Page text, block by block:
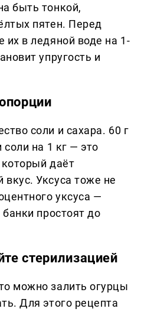
быть тонкой,
пятен. Перед
их в ледяной воде на 1-
упругость и
соли и сахара. 60 г
на 1 кг — это
который даёт
вкус. Уксуса тоже не
уксуса —
банки простоят до
стерилизацией
можно залить огурцы
Для этого рецепта